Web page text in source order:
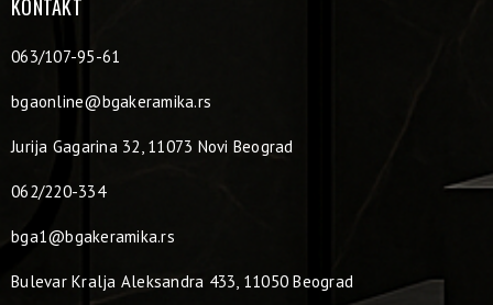
KONTAKT
063/107-95-61
bgaonline@bgakeramika.rs
Jurija Gagarina 32, 11073 Novi Beograd
062/220-334
bga1@bgakeramika.rs
Bulevar Kralja Aleksandra 433, 11050 Beograd